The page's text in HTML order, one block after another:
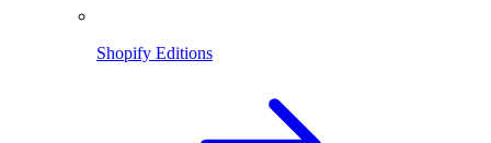
Shopify Editions